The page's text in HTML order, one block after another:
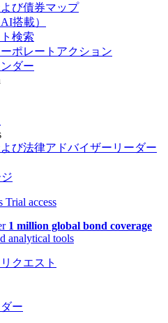
び債券マップ
搭載）
検索
ポレートアクション
ダー
び法律アドバイザーリーダー
Trial access
1 million global bond coverage
analytical tools
クエスト
ー